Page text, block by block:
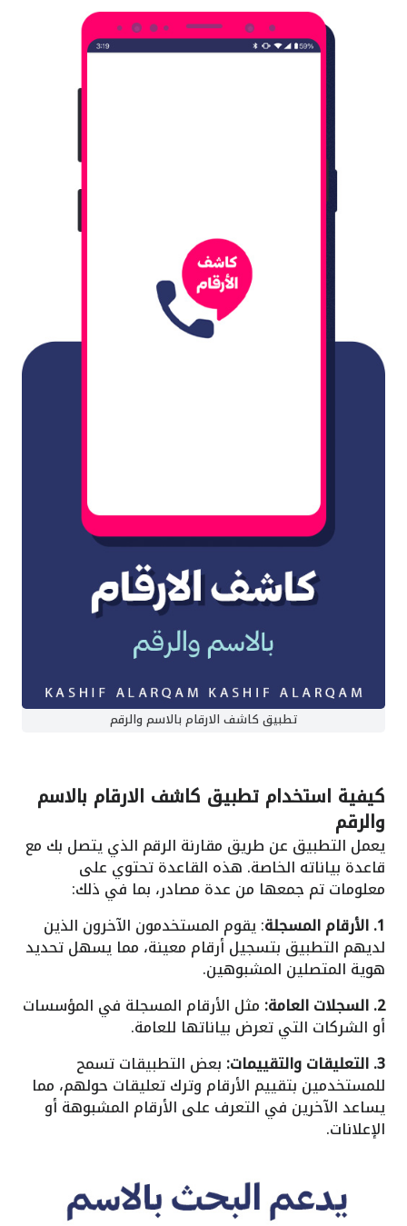
تطبيق كاشف الارقام بالاسم والرقم
كيفية استخدام تطبيق كاشف الارقام بالاسم
والرقم
يعمل التطبيق عن طريق مقارنة الرقم الذي يتصل بك مع
قاعدة بياناته الخاصة. هذه القاعدة تحتوي على
معلومات تم جمعها من عدة مصادر، بما في ذلك:
1. الأرقام المسجلة
: يقوم المستخدمون الآخرون الذين
لديهم التطبيق بتسجيل أرقام معينة، مما يسهل تحديد
هوية المتصلين المشبوهين.
2. السجلات العامة:
مثل الأرقام المسجلة في المؤسسات
أو الشركات التي تعرض بياناتها للعامة.
3. التعليقات والتقييمات:
بعض التطبيقات تسمح
للمستخدمين بتقييم الأرقام وترك تعليقات حولهم، مما
يساعد الآخرين في التعرف على الأرقام المشبوهة أو
الإعلانات.